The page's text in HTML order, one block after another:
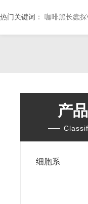
热门关键词： 咖啡黑长蠹探
产
细胞系